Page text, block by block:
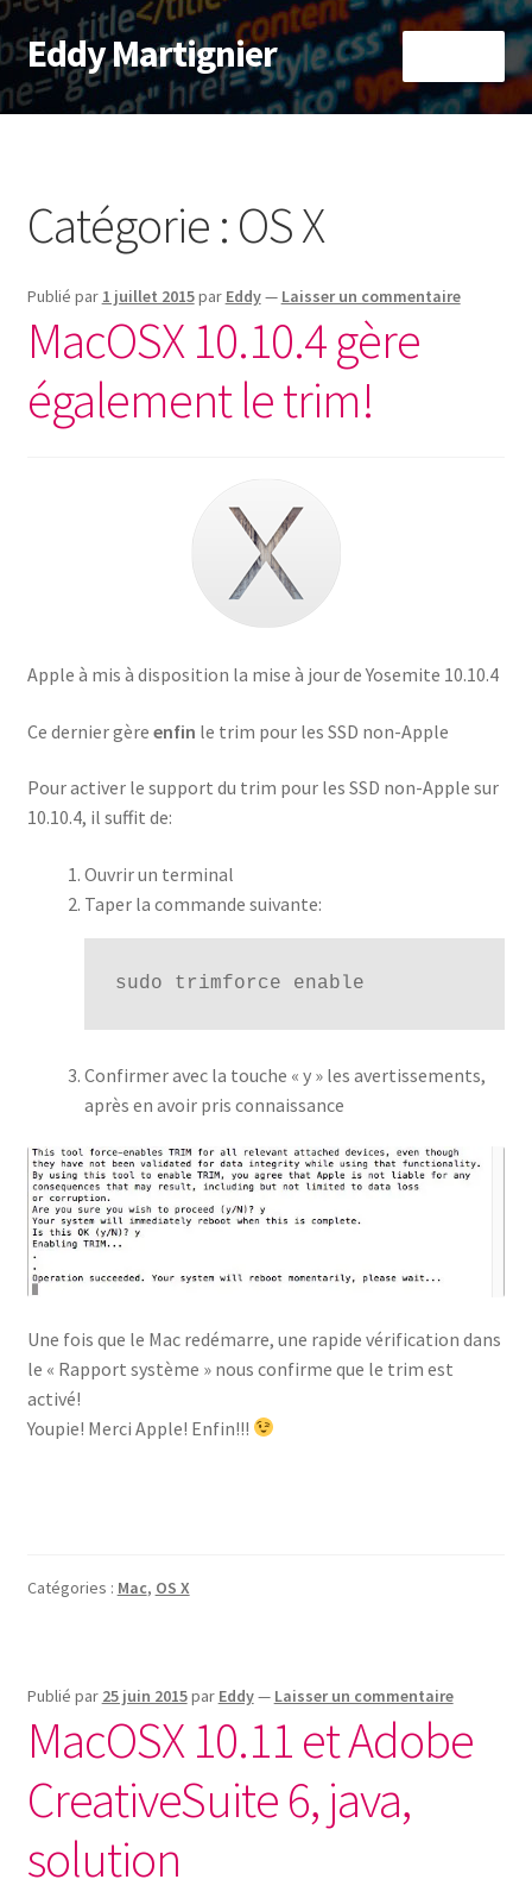
Aller
à
la
Aller
au
contenu
Eddy Martignier
Accueil
Informatique
RaspberryPi
Catégorie : OS X
Publié par 1 juillet 2015par Eddy— Laisser un commentaire
MacOSX 10.10.4 gère
également le trim!
Apple à mis à disposition la mise à jour de Yosemite 10.10.4
Ce dernier gère enfin le trim pour les SSD non-Apple
Pour activer le support du trim pour les SSD non-Apple sur
10.10.4, il suffit de:
Ouvrir un terminal
Taper la commande suivante:
sudo trimforce enable
Confirmer avec la touche « y » les avertissements,
après en avoir pris connaissance
Une fois que le Mac redémarre, une rapide vérification dans
le « Rapport système » nous confirme que le trim est
activé!
Youpie! Merci Apple! Enfin!!!
Catégories : Mac, OS X
Publié par 25 juin 2015par Eddy— Laisser un commentaire
MacOSX 10.11 et Adobe
CreativeSuite 6, java,
solution